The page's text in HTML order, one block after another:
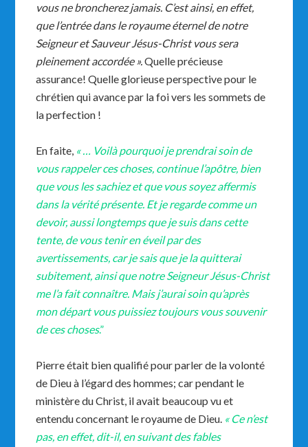
vous ne broncherez jamais. C’est ainsi, en effet,
que l’entrée dans le royaume éternel de notre
Seigneur et Sauveur Jésus-Christ vous sera
pleinement accordée ».Quelle précieuse
assurance! Quelle glorieuse perspective pour le
chrétien qui avance par la foi vers les sommets de
la perfection !
En faite, « … Voilà pourquoi je prendrai soin de
vous rappeler ces choses, continue l’apôtre, bien
que vous les sachiez et que vous soyez affermis
dans la vérité présente. Et je regarde comme un
devoir, aussi longtemps que je suis dans cette
tente, de vous tenir en éveil par des
avertissements, car je sais que je la quitterai
subitement, ainsi que notre Seigneur Jésus-Christ
me l’a fait connaître. Mais j’aurai soin qu’après
mon départ vous puissiez toujours vous souvenir
de ces choses.”
Pierre était bien qualifié pour parler de la volonté
de Dieu à l’égard des hommes; car pendant le
ministère du Christ, il avait beaucoup vu et
entendu concernant le royaume de Dieu. « Ce n’est
pas, en effet, dit-il, en suivant des fables